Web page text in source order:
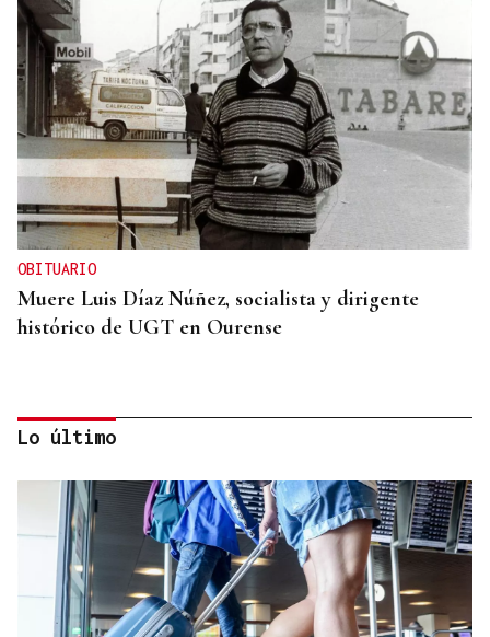
OBITUARIO
Muere Luis Díaz Núñez, socialista y dirigente
histórico de UGT en Ourense
Lo último